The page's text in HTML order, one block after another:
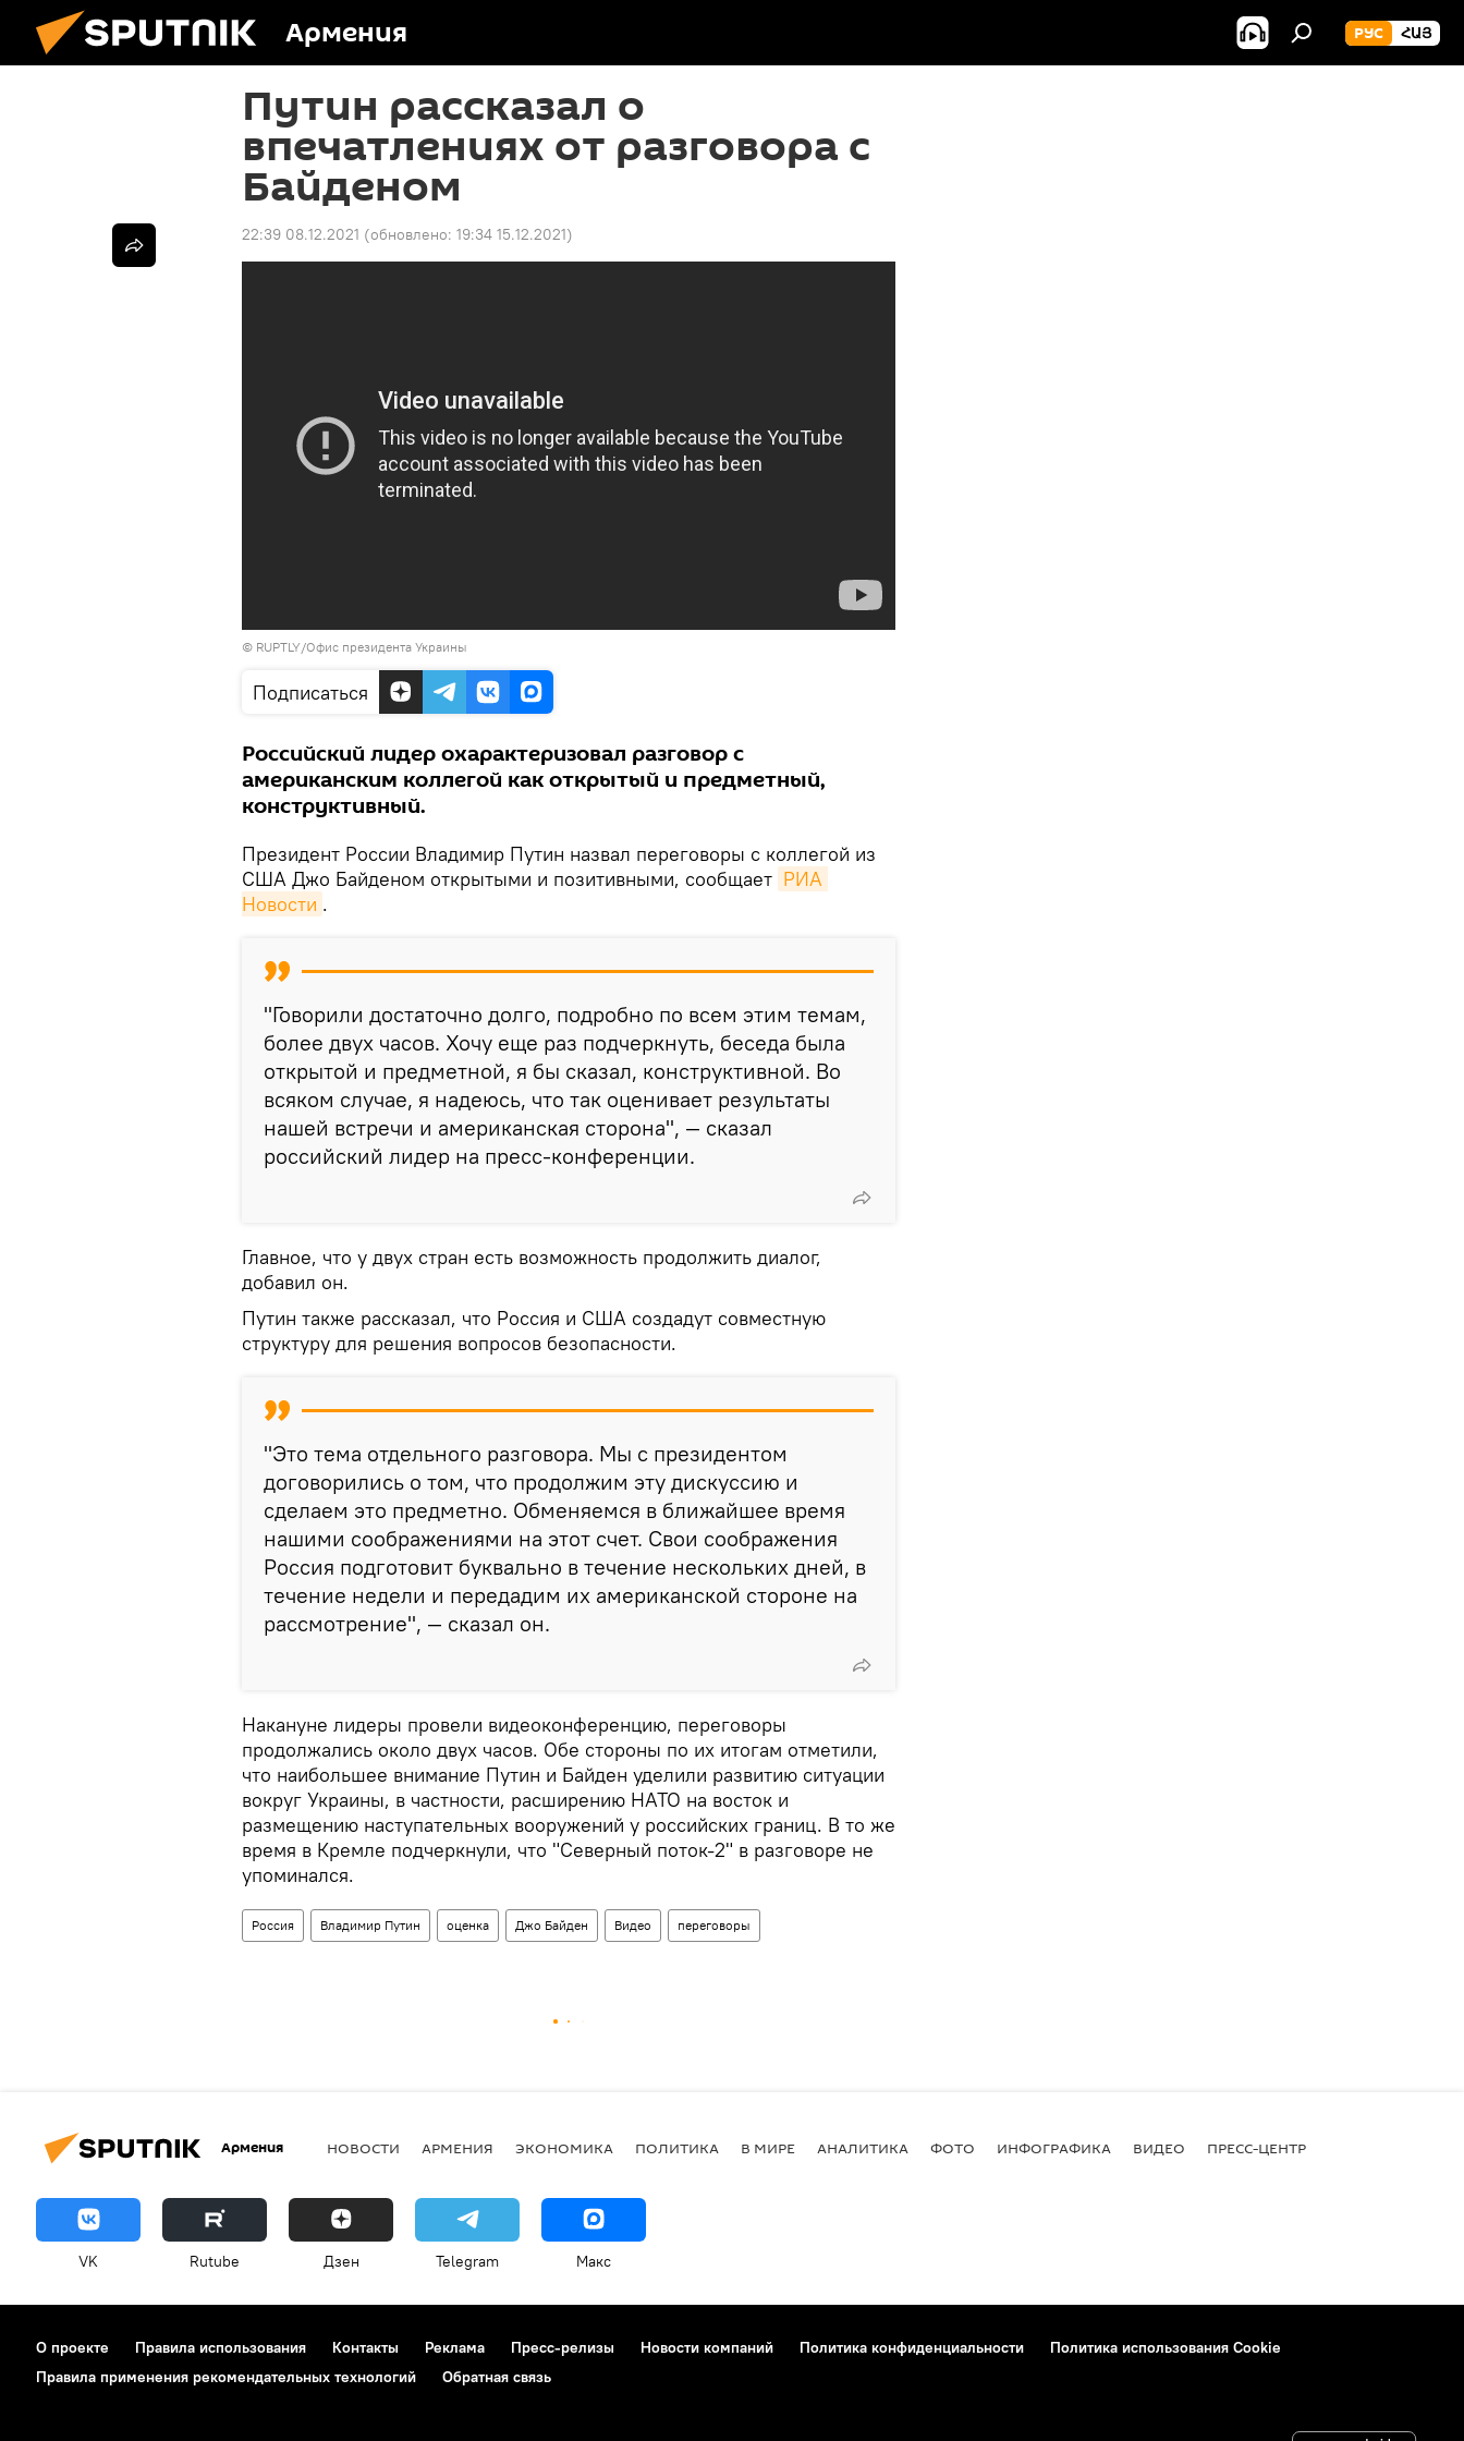
Армения РУС ՀԱՅ
Путин рассказал о
впечатлениях от разговора с
Байденом
22:39 08.12.2021 (обновлено: 19:34 15.12.2021)
© RUPTLY/Офис президента Украины
Подписаться
Российский лидер охарактеризовал разговор с
американским коллегой как открытый и предметный,
конструктивный.
Президент России Владимир Путин назвал переговоры с коллегой из
США Джо Байденом открытыми и позитивными, сообщает РИА
Новости .
"Говорили достаточно долго, подробно по всем этим темам,
более двух часов. Хочу еще раз подчеркнуть, беседа была
открытой и предметной, я бы сказал, конструктивной. Во
всяком случае, я надеюсь, что так оценивает результаты
нашей встречи и американская сторона", — сказал
российский лидер на пресс-конференции.
Главное, что у двух стран есть возможность продолжить диалог,
добавил он.
Путин также рассказал, что Россия и США создадут совместную
структуру для решения вопросов безопасности.
"Это тема отдельного разговора. Мы с президентом
договорились о том, что продолжим эту дискуссию и
сделаем это предметно. Обменяемся в ближайшее время
нашими соображениями на этот счет. Свои соображения
Россия подготовит буквально в течение нескольких дней, в
течение недели и передадим их американской стороне на
рассмотрение", — сказал он.
Накануне лидеры провели видеоконференцию, переговоры
продолжались около двух часов. Обе стороны по их итогам отметили,
что наибольшее внимание Путин и Байден уделили развитию ситуации
вокруг Украины, в частности, расширению НАТО на восток и
размещению наступательных вооружений у российских границ. В то же
время в Кремле подчеркнули, что "Северный поток-2" в разговоре не
упоминался.
Россия Владимир Путин оценка Джо Байден Видео переговоры
Армения НОВОСТИ АРМЕНИЯ ЭКОНОМИКА ПОЛИТИКА В МИРЕ АНАЛИТИКА ФОТО ИНФОГРАФИКА ВИДЕО ПРЕСС-ЦЕНТР
VK Rutube Дзен Telegram Макс
О проекте Правила использования Контакты Реклама Пресс-релизы Новости компаний Политика конфиденциальности
Политика использования Cookie
Правила применения рекомендательных технологий
Обратная связь